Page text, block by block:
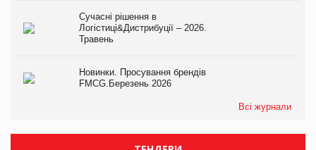
Сучасні рішення в
Логістиці&Дистрибуції – 2026.
Травень
Новинки. Просування брендів
FMCG.Березень 2026
Всі журнали